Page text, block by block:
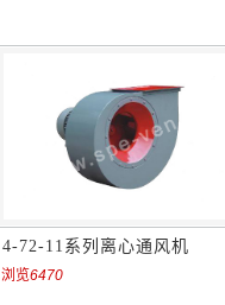
4-72-11系列离心通风机
浏览6470